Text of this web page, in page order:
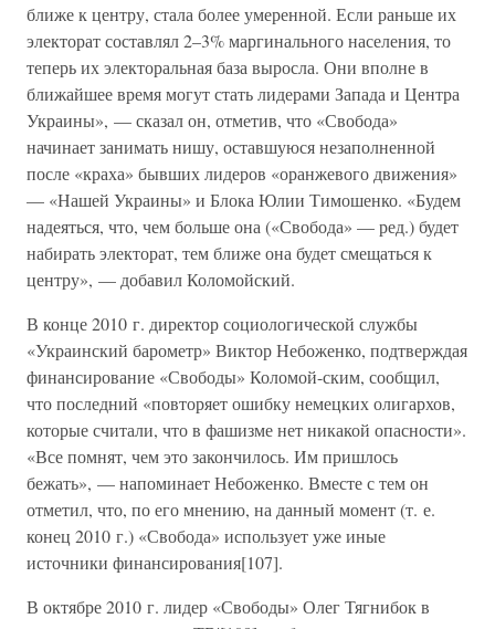
ближе к центру, стала более умеренной. Если раньше их
электорат составлял 2–3% маргинального населения, то
теперь их электоральная база выросла. Они вполне в
ближайшее время могут стать лидерами Запада и Центра
Украины», — сказал он, отметив, что «Свобода»
начинает занимать нишу, оставшуюся незаполненной
после «краха» бывших лидеров «оранжевого движения»
— «Нашей Украины» и Блока Юлии Тимошенко. «Будем
надеяться, что, чем больше она («Свобода» — ред.) будет
набирать электорат, тем ближе она будет смещаться к
центру», — добавил Коломойский.
В конце 2010 г. директор социологической службы
«Украинский барометр» Виктор Небоженко, подтверждая
финансирование «Свободы» Коломой-ским, сообщил,
что последний «повторяет ошибку немецких олигархов,
которые считали, что в фашизме нет никакой опасности».
«Все помнят, чем это закончилось. Им пришлось
бежать», — напоминает Небоженко. Вместе с тем он
отметил, что, по его мнению, на данный момент (т. е.
конец 2010 г.) «Свобода» использует уже иные
источники финансирования[107].
В октябре 2010 г. лидер «Свободы» Олег Тягнибок в